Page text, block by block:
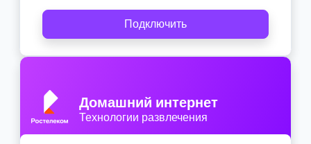
Подключить
Домашний интернет
Технологии развлечения